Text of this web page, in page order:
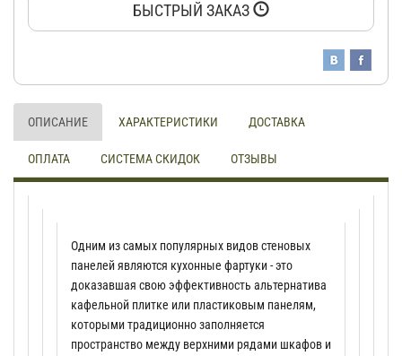
БЫСТРЫЙ ЗАКАЗ
ОПИСАНИЕ ХАРАКТЕРИСТИКИ ДОСТАВКА
ОПЛАТА СИСТЕМА СКИДОК ОТЗЫВЫ
Одним из самых популярных видов стеновых
панелей являются кухонные фартуки - это
доказавшая свою эффективность альтернатива
кафельной плитке или пластиковым панелям,
которыми традиционно заполняется
пространство между верхними рядами шкафов и